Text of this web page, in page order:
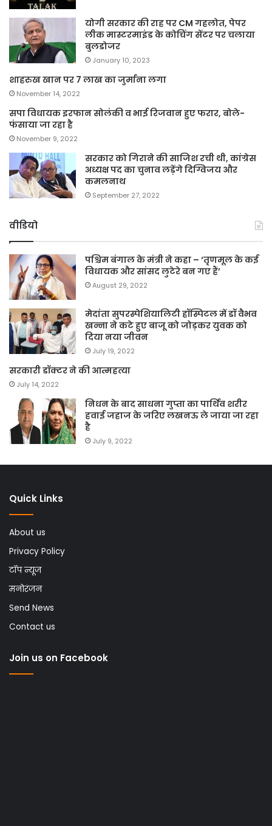
योगी सरकार की राह पर CM गहलोत, पेपर
लीक मास्टरमाइंड के कोचिंग सेंटर पर चलाया
बुलडोजर
January 10, 2023
शाहरुख खान पर 7 लाख का जुर्माना लगा
November 14, 2022
सपा विधायक इरफान सोलंकी व भाई रिजवान हुए फरार, बोले-
फंसाया जा रहा है
November 9, 2022
सरकार को गिराने की साजिश रची थी, कांग्रेस
अध्यक्ष पद का चुनाव लड़ेंगे दिग्विजय और
कमलनाथ
September 27, 2022
वीडियो
पश्चिम बंगाल के मंत्री ने कहा – ‘तृणमूल के कई
विधायक और सांसद लुटेरे बन गए हैं’
August 29, 2022
मेदांता सुपरस्पेशियालिटी हॉस्पिटल में डॉ वैभव
खन्ना ने कटे हुए बाजू को जोड़कर युवक को
दिया नया जीवन
July 19, 2022
सरकारी डॉक्टर ने की आत्महत्या
July 14, 2022
निधन के बाद साधना गुप्ता का पार्थिव शरीर
हवाई जहाज के जरिए लखनऊ ले जाया जा रहा
है
July 9, 2022
Quick Links
About us
Privacy Policy
टॉप न्यूज
मनोरंजन
Send News
Contact us
Join us on Facebook